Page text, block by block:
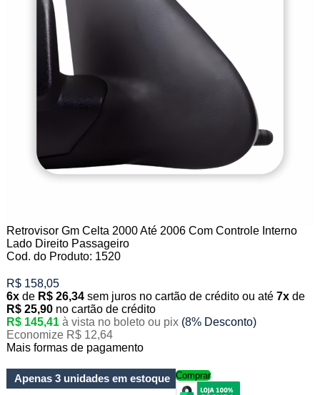
Retrovisor Gm Celta 2000 Até 2006 Com Controle Interno
Lado Direito Passageiro
Cod. do Produto: 1520
R$ 158,05
6xde R$ 26,34 sem juros no cartão de crédito ou até 7xde
R$ 25,90no cartão de crédito
R$ 145,41 à vista no boleto ou pix (8% Desconto)
Economize R$ 12,64
Mais formas de pagamento
Apenas 3 unidades em estoque Comprar